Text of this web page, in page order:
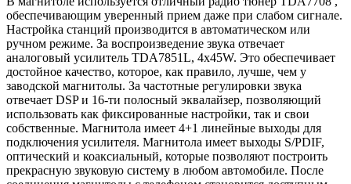
обеспечивающим уверенный прием даже при слабом сигнале.
Настройка станций производится в автоматическом или
ручном режиме. За воспроизведение звука отвечает
аналоговый усилитель TDA7851L, 4x45W. Это обеспечивает
достойное качество, которое, как правило, лучше, чем у
заводской магнитолы. За частотные регулировки звука
отвечает DSP и 16-ти полосный эквалайзер, позволяющий
использовать как фиксированные настройки, так и свои
собственные. Магнитола имеет 4+1 линейные выходы для
подключения усилителя. Магнитола имеет выходы S/PDIF,
оптический и коаксиальный, которые позволяют построить
прекрасную звуковую систему в любом автомобиле. После